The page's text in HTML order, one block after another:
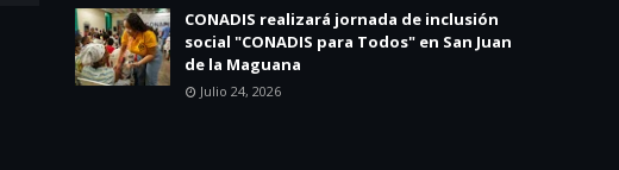
CONADIS realizará jornada de inclusión
social "CONADIS para Todos" en San Juan
de la Maguana
Julio 24, 2026